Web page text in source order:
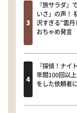
『旅サラダ』
いさ」の声！
沢すぎる“雲
おちゃめ発言
『探偵！ナイ
年間100回以
をした依頼者